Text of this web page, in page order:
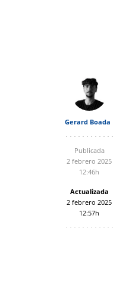
Gerard Boada
Publicada
2 febrero 2025
12:46h
Actualizada
2 febrero 2025
12:57h